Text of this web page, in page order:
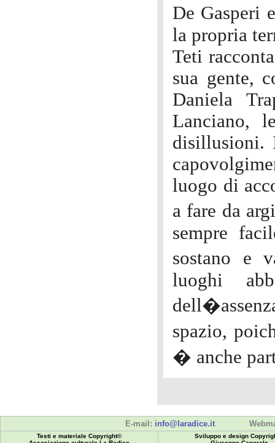
De Gasperi
la propria
Teti
sua gente,
Daniela
Lanciano,
disillusioni.
luogo di
a fare da
sempre
sostano e
luoghi
spazio,
� anche
E-mail: info@laradice.it
Testi e materiale Copyright©
Sviluppo e design